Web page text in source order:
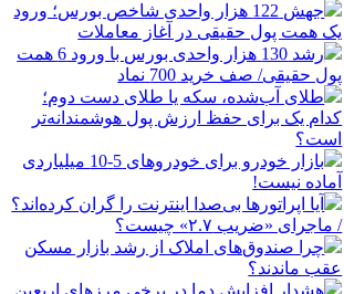
جهش 122 هزار واحدی شاخص بورس؛ ورود
یک همت پول حقیقی در آغاز معاملات
رشد 130 هزار واحدی بورس با ورود 6 همت
پول حقیقی/ صف خرید 700 نماد
طلای آب‌شده، سکه یا طلای دست دوم؛
کدام یک برای حفظ ارزش پول هوشمندانه‌تر
است؟
بازار خودرو برای خودروهای 5-10 میلیاردی
آماده نیست!
آیا اپراتورها بی‌صدا اینترنت را گران کرده‌اند؟
/ ماجرای «ضریب ۲.۷» چیست؟
چرا صندوق‌های املاک از رشد بازار مسکن
عقب ماندند؟